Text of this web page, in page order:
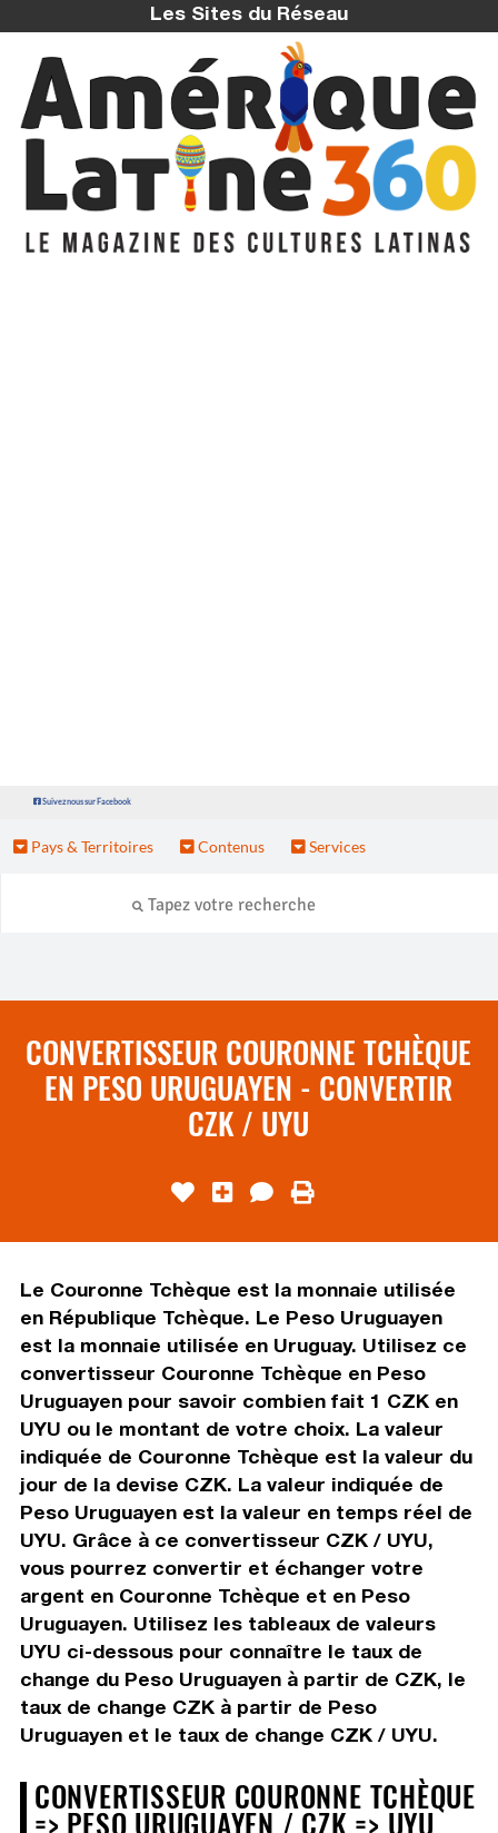
Les Sites du Réseau
Suivez nous sur Facebook
Pays & Territoires Contenus Services
CONVERTISSEUR COURONNE TCHÈQUE
EN PESO URUGUAYEN - CONVERTIR
CZK / UYU
Le Couronne Tchèque est la monnaie utilisée
en République Tchèque. Le Peso Uruguayen
est la monnaie utilisée en Uruguay. Utilisez ce
convertisseur Couronne Tchèque en Peso
Uruguayen pour savoir combien fait 1 CZK en
UYU ou le montant de votre choix. La valeur
indiquée de Couronne Tchèque est la valeur du
jour de la devise CZK. La valeur indiquée de
Peso Uruguayen est la valeur en temps réel de
UYU. Grâce à ce convertisseur CZK / UYU,
vous pourrez convertir et échanger votre
argent en Couronne Tchèque et en Peso
Uruguayen. Utilisez les tableaux de valeurs
UYU ci-dessous pour connaître le taux de
change du Peso Uruguayen à partir de CZK, le
taux de change CZK à partir de Peso
Uruguayen et le taux de change CZK / UYU.
CONVERTISSEUR COURONNE TCHÈQUE
=> PESO URUGUAYEN / CZK => UYU